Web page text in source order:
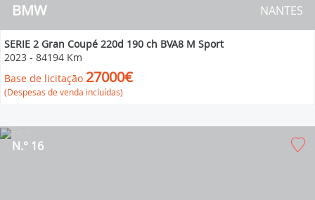
BMW NANTES
SERIE 2 Gran Coupé 220d 190 ch BVA8 M Sport
2023 - 84194 Km
Base de licitação 27000€
(Despesas de venda incluídas)
N.° 16